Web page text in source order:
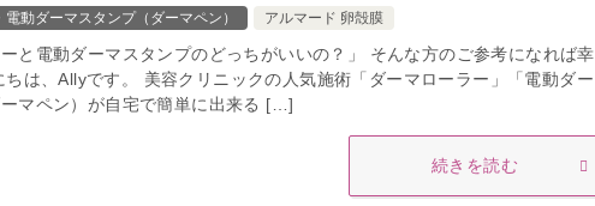
動ダーマスタンプ（ダーマペン） アルマード 卵殻膜
ーと電動ダーマスタンプのどっちがいいの？」 そんな方のご参考になれば幸
ちは、Allyです。 美容クリニックの人気施術「ダーマローラー」「電動ダー
マペン）が自宅で簡単に出来る […]
続きを読む